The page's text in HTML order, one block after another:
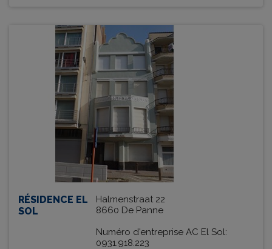
RÉSIDENCE EL
SOL
Halmenstraat 22
8660 De Panne
Numéro d'entreprise AC El Sol:
0931.918.223